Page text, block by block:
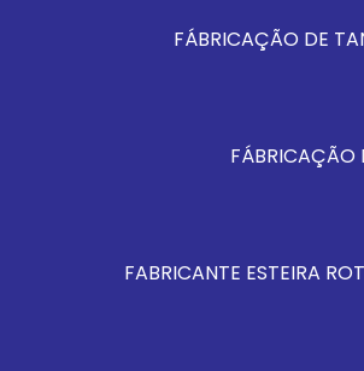
FÁBRICAÇÃO DE
FÁBRICAÇÃO
FABRICANTE ESTEIRA